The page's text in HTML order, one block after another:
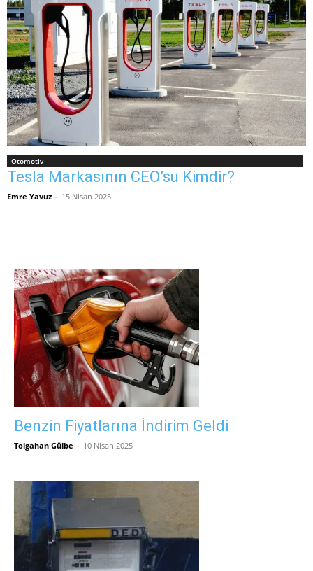
Otomotiv
Tesla Markasının CEO’su Kimdir?
Emre Yavuz - 15 Nisan 2025
Benzin Fiyatlarına İndirim Geldi
Tolgahan Gülbe - 10 Nisan 2025